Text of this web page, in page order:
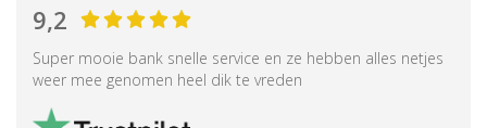
9,2
Super mooie bank snelle service en ze hebben alles netjes
weer mee genomen heel dik te vreden